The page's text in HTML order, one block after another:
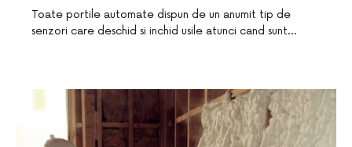
Toate portile automate dispun de un anumit tip de
senzori care deschid si inchid usile atunci cand sunt…